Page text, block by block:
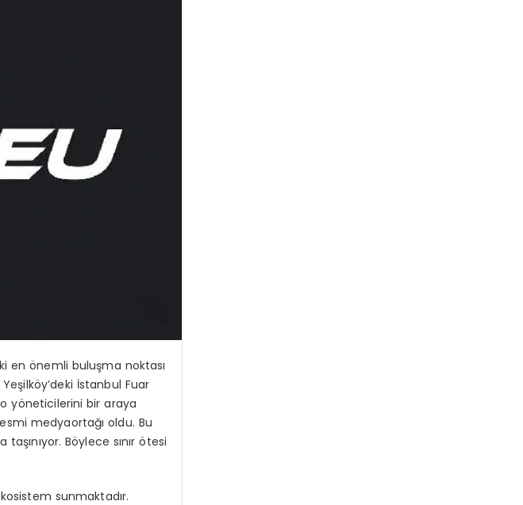
en önemli buluşma noktası
İstanbul Fuar
yöneticilerini bir araya
medyaortağı oldu. Bu
Böylece sınır ötesi
sunmaktadır.